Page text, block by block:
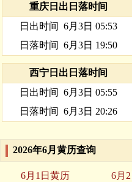
重庆日出日落时间
日出时间 6月3日 05:53
日落时间 6月3日 19:50
西宁日出日落时间
日出时间 6月3日 05:55
日落时间 6月3日 20:26
2026年6月黄历查询
6月1日黄历 6月